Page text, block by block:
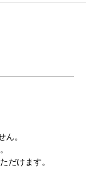
。
だけます。